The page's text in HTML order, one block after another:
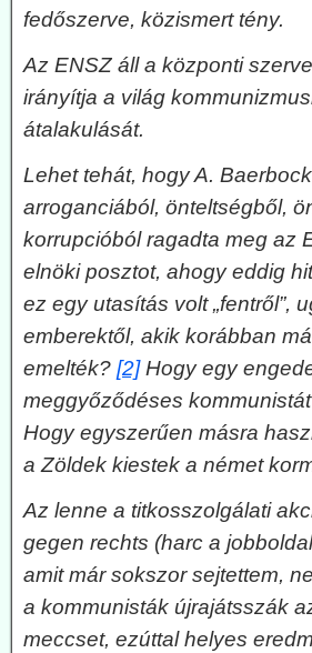
fedőszerve, közismert tény.
Az ENSZ áll a központi
irányítja a világ
átalakulását.
Lehet tehát, hogy A.
arroganciából, önteltségből,
korrupcióból ragadta meg az
elnöki posztot, ahogy eddig
ez egy utasítás volt „fentről”,
emberektől, akik korábban
emelték? [2]Hogy egy
meggyőződéses
Hogy egyszerűen másra
a Zöldek kiestek a német
Az lenne a titkosszolgálati
gegen rechts (harc a
amit már sokszor sejtettem,
a kommunisták újrajátsszák
meccset, ezúttal helyes